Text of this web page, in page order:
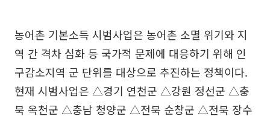
농어촌 기본소득 시범사업은 농어촌 소멸 위기와 지
역 간 격차 심화 등 국가적 문제에 대응하기 위해 인
구감소지역 군 단위를 대상으로 추진하는 정책이다.
현재 시범사업은 △경기 연천군 △강원 정선군 △충
북 옥천군 △충남 청양군 △전북 순창군 △전북 장수